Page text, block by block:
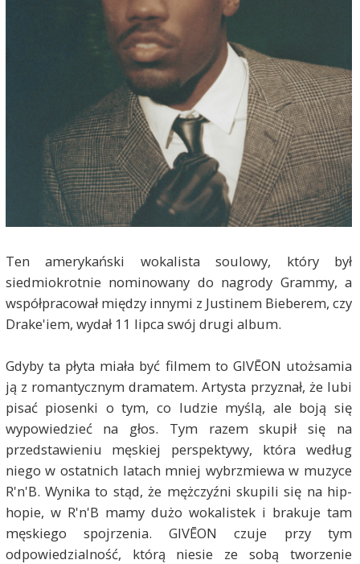
Ten amerykański wokalista soulowy, który był
siedmiokrotnie nominowany do nagrody Grammy, a
współpracował między innymi z Justinem Bieberem, czy
Drake'iem, wydał 11 lipca swój drugi album.
Gdyby ta płyta miała być filmem to GIVĒON utożsamia
ją z romantycznym dramatem. Artysta przyznał, że lubi
pisać piosenki o tym, co ludzie myślą, ale boją się
wypowiedzieć na głos. Tym razem skupił się na
przedstawieniu męskiej perspektywy, która według
niego w ostatnich latach mniej wybrzmiewa w muzyce
R'n'B. Wynika to stąd, że mężczyźni skupili się na hip-
hopie, w R'n'B mamy dużo wokalistek i brakuje tam
męskiego spojrzenia. GIVĒON czuje przy tym
odpowiedzialność, którą niesie ze sobą tworzenie